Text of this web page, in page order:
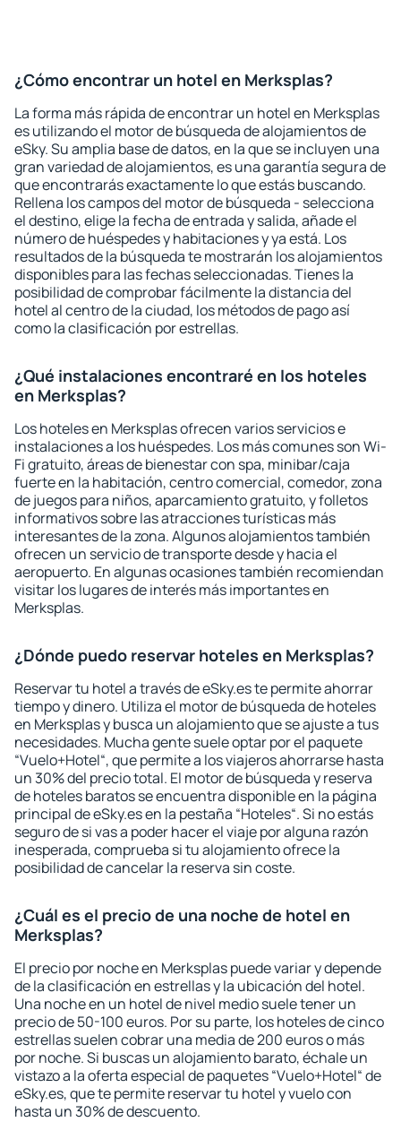
¿Cómo encontrar un hotel en Merksplas?
La forma más rápida de encontrar un hotel en Merksplas
es utilizando el motor de búsqueda de alojamientos de
eSky. Su amplia base de datos, en la que se incluyen una
gran variedad de alojamientos, es una garantía segura de
que encontrarás exactamente lo que estás buscando.
Rellena los campos del motor de búsqueda - selecciona
el destino, elige la fecha de entrada y salida, añade el
número de huéspedes y habitaciones y ya está. Los
resultados de la búsqueda te mostrarán los alojamientos
disponibles para las fechas seleccionadas. Tienes la
posibilidad de comprobar fácilmente la distancia del
hotel al centro de la ciudad, los métodos de pago así
como la clasificación por estrellas.
¿Qué instalaciones encontraré en los hoteles
en Merksplas?
Los hoteles en Merksplas ofrecen varios servicios e
instalaciones a los huéspedes. Los más comunes son Wi-
Fi gratuito, áreas de bienestar con spa, minibar/caja
fuerte en la habitación, centro comercial, comedor, zona
de juegos para niños, aparcamiento gratuito, y folletos
informativos sobre las atracciones turísticas más
interesantes de la zona. Algunos alojamientos también
ofrecen un servicio de transporte desde y hacia el
aeropuerto. En algunas ocasiones también recomiendan
visitar los lugares de interés más importantes en
Merksplas.
¿Dónde puedo reservar hoteles en Merksplas?
Reservar tu hotel a través de eSky.es te permite ahorrar
tiempo y dinero. Utiliza el motor de búsqueda de hoteles
en Merksplas y busca un alojamiento que se ajuste a tus
necesidades. Mucha gente suele optar por el paquete
“Vuelo+Hotel“, que permite a los viajeros ahorrarse hasta
un 30% del precio total. El motor de búsqueda y reserva
de hoteles baratos se encuentra disponible en la página
principal de eSky.es en la pestaña “Hoteles“. Si no estás
seguro de si vas a poder hacer el viaje por alguna razón
inesperada, comprueba si tu alojamiento ofrece la
posibilidad de cancelar la reserva sin coste.
¿Cuál es el precio de una noche de hotel en
Merksplas?
El precio por noche en Merksplas puede variar y depende
de la clasificación en estrellas y la ubicación del hotel.
Una noche en un hotel de nivel medio suele tener un
precio de 50-100 euros. Por su parte, los hoteles de cinco
estrellas suelen cobrar una media de 200 euros o más
por noche. Si buscas un alojamiento barato, échale un
vistazo a la oferta especial de paquetes “Vuelo+Hotel“ de
eSky.es, que te permite reservar tu hotel y vuelo con
hasta un 30% de descuento.